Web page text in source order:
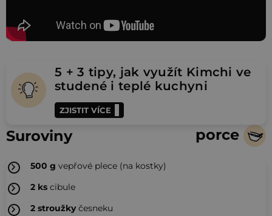
Suroviny porce
500 g vepřové plece (na kostky)
2 ks cibule
2 stroužkyčesneku
5 + 3 tipy, jak využít Kimchi ve
studené i teplé kuchyni
ZJISTIT VÍCE